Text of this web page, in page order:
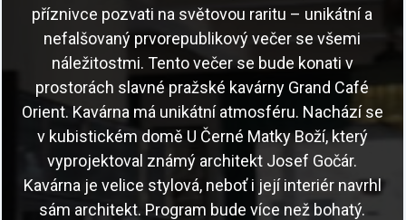
příznivce pozvati na světovou raritu – unikátní a
nefalšovaný prvorepublikový večer se všemi
náležitostmi. Tento večer se bude konati v
prostorách slavné pražské kavárny Grand Café
Orient. Kavárna má unikátní atmosféru. Nachází se
v kubistickém domě U Černé Matky Boží, který
vyprojektoval známý architekt Josef Gočár.
Kavárna je velice stylová, neboť i její interiér navrhl
sám architekt. Program bude více než bohatý.